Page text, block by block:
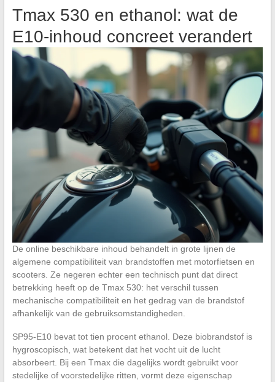
Tmax 530 en ethanol: wat de
E10-inhoud concreet verandert
De online beschikbare inhoud behandelt in grote lijnen de
algemene compatibiliteit van brandstoffen met motorfietsen en
scooters. Ze negeren echter een technisch punt dat direct
betrekking heeft op de Tmax 530: het verschil tussen
mechanische compatibiliteit en het gedrag van de brandstof
afhankelijk van de gebruiksomstandigheden.
SP95-E10 bevat tot tien procent ethanol. Deze biobrandstof is
hygroscopisch, wat betekent dat het vocht uit de lucht
absorbeert. Bij een Tmax die dagelijks wordt gebruikt voor
stedelijke of voorstedelijke ritten, vormt deze eigenschap